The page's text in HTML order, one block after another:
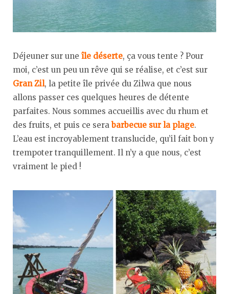
Déjeuner sur une île déserte, ça vous tente ? Pour
moi, c’est un peu un rêve qui se réalise, et c’est sur
Gran Zil, la petite île privée du Zilwa que nous
allons passer ces quelques heures de détente
parfaites. Nous sommes accueillis avec du rhum et
des fruits, et puis ce sera barbecue sur la plage.
L’eau est incroyablement translucide, qu’il fait bon y
trempoter tranquillement. Il n’y a que nous, c’est
vraiment le pied !